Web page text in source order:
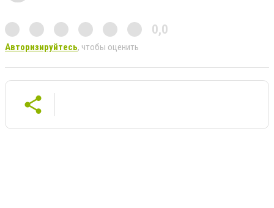
0,0
Авторизируйтесь, чтобы оценить